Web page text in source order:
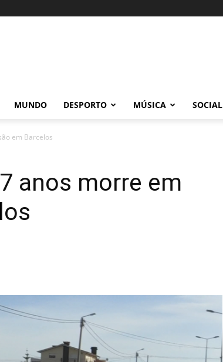
MUNDO DESPORTO MÚSICA SOCIAL
em Barcelos
anos morre em